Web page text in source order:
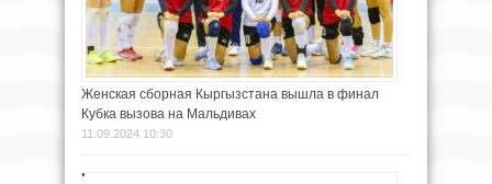
Женская сборная Кыргызстана вышла в финал
Кубка вызова на Мальдивах
11.09.2024 10:30